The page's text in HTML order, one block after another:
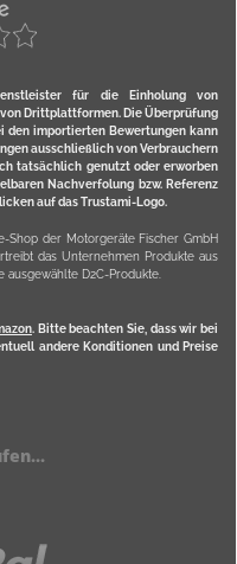
für die Einholung von
Drittplattformen. Die Überprüfung
den importierten Bewertungen kann
ausschließlich von Verbrauchern
tatsächlich genutzt oder erworben
Nachverfolung bzw. Referenz
auf das Trustami-Logo.
Shop der Motorgeräte Fischer GmbH
das Unternehmen Produkte aus
ausgewählte D2C-Produkte.
. Bitte beachten Sie, dass wir bei
andere Konditionen und Preise